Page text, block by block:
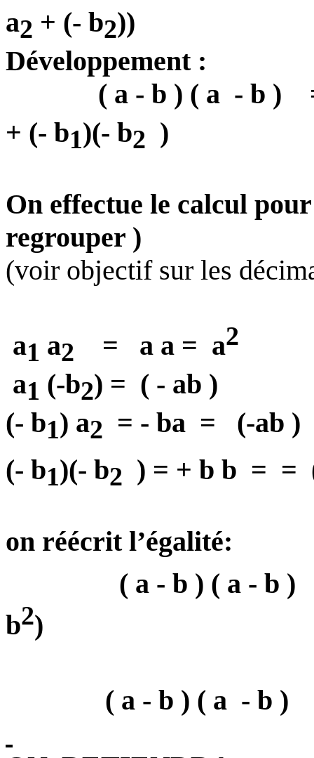
a2 + (- b2))
Développement :
( a - b ) ( a - b )
+ (- b1)(- b2 )
On effectue le calcul
regrouper )
(voir objectif sur les
a1 a2 = a a = a2
a1 (-b2) = ( - ab )
(- b1) a2 = - ba =
(-ab )
(- b1)(- b2 ) = + b b = =
on réécrit l’égalité:
( a - b ) ( a - b )
b2)
( a - b ) ( a - b )